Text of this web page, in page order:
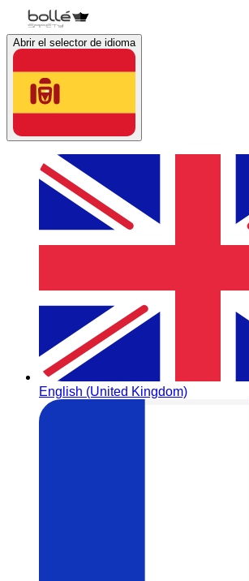
Abrir el selector de idioma
English (United Kingdom)